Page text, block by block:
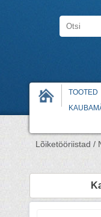
TOOTED
Lõiketööriistad /